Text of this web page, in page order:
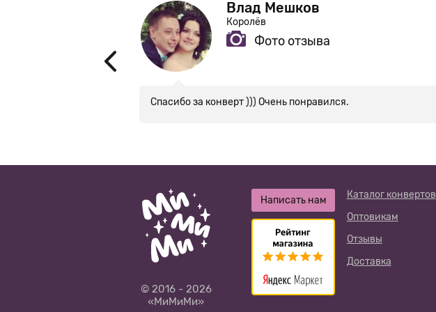
Влад Мешков
Королёв
Фото отзыва
Спасибо за конверт ))) Очень понравился.
© 2016 - 2026
«МиМиМи»
Написать нам Каталог конвертов
Оптовикам
Отзывы
Доставка